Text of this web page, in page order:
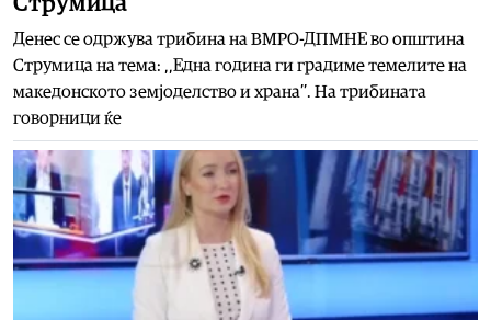
Денес се одржува трибина на ВМРО-ДПМНЕ во општина
Струмица на тема: ,,Една година ги градиме темелите на
македонското земјоделство и храна’’. На трибината
говорници ќе